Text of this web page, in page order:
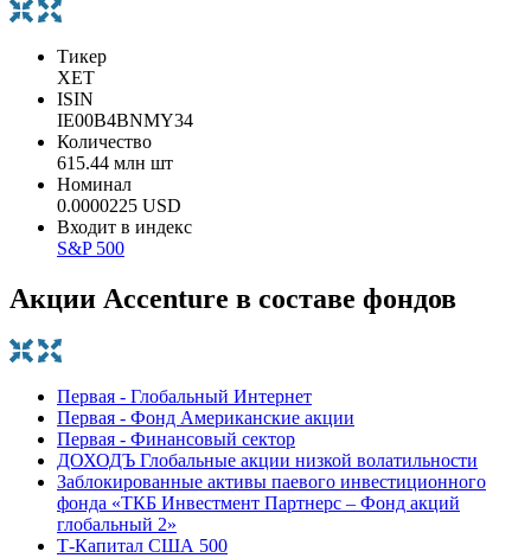
Тикер
XET
ISIN
IE00B4BNMY34
Количество
615.44 млн шт
Номинал
0.0000225 USD
Входит в индекс
S&P 500
Акции Accenture в составе фондов
Первая - Глобальный Интернет
Первая - Фонд Американские акции
Первая - Финансовый сектор
ДОХОДЪ Глобальные акции низкой волатильности
Заблокированные активы паевого инвестиционного
фонда «ТКБ Инвестмент Партнерс – Фонд акций
глобальный 2»
Т-Капитал США 500